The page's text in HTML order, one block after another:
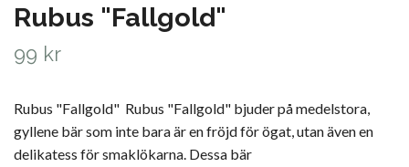
Rubus "Fallgold"
99 kr
Rubus "Fallgold" Rubus "Fallgold" bjuder på medelstora,
gyllene bär som inte bara är en fröjd för ögat, utan även en
delikatess för smaklökarna. Dessa bär